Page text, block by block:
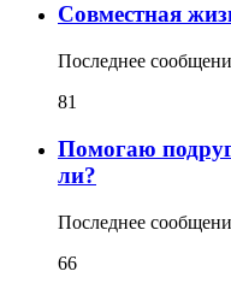
Совместная
Последнее
81
Помогаю
ли?
Последнее
66